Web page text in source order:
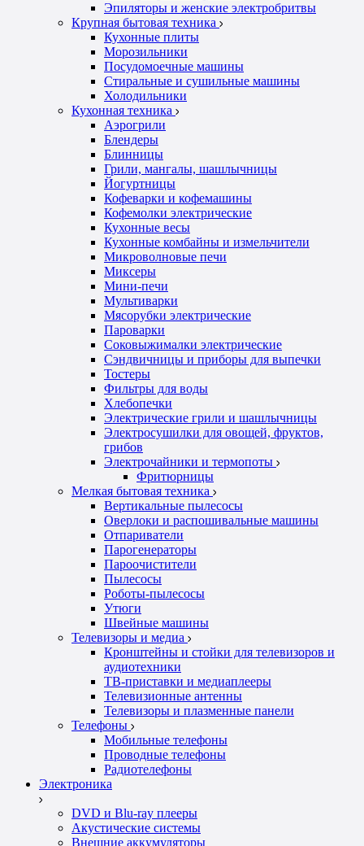
Эпиляторы и женские электробритвы
Крупная бытовая техника
Кухонные плиты
Морозильники
Посудомоечные машины
Стиральные и сушильные машины
Холодильники
Кухонная техника
Аэрогрили
Блендеры
Блинницы
Грили, мангалы, шашлычницы
Йогуртницы
Кофеварки и кофемашины
Кофемолки электрические
Кухонные весы
Кухонные комбайны и измельчители
Микроволновые печи
Миксеры
Мини-печи
Мультиварки
Мясорубки электрические
Пароварки
Соковыжималки электрические
Сэндвичницы и приборы для выпечки
Тостеры
Фильтры для воды
Хлебопечки
Электрические грили и шашлычницы
Электросушилки для овощей, фруктов,
грибов
Электрочайники и термопоты
Фритюрницы
Мелкая бытовая техника
Вертикальные пылесосы
Оверлоки и распошивальные машины
Отпариватели
Парогенераторы
Пароочистители
Пылесосы
Роботы-пылесосы
Утюги
Швейные машины
Телевизоры и медиа
Кронштейны и стойки для телевизоров и
аудиотехники
ТВ-приставки и медиаплееры
Телевизионные антенны
Телевизоры и плазменные панели
Телефоны
Мобильные телефоны
Проводные телефоны
Радиотелефоны
Электроника
DVD и Blu-ray плееры
Акустические системы
Внешние аккумуляторы